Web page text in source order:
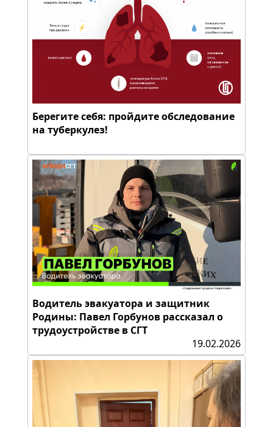
Берегите себя: пройдите обследование
на туберкулез!
Водитель эвакуатора и защитник
Родины: Павел Горбунов рассказал о
трудоустройстве в СГТ
19.02.2026